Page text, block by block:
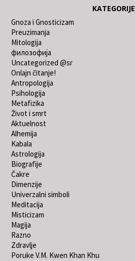
KATEGORIJE
Gnoza i Gnosticizam
Preuzimanja
Mitologija
филозофија
Uncategorized @sr
Onlajn čitanje!
Antropologija
Psihologija
Metafizika
Život i smrt
Aktuelnost
Alhemija
Kabala
Astrologija
Biografije
Čakre
Dimenzije
Univerzalni simboli
Meditacija
Misticizam
Magija
Razno
Zdravlje
Poruke V.M. Kwen Khan Khu